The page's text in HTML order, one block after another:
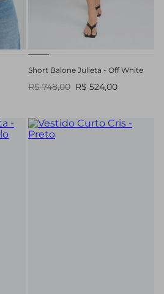
Short Balone Julieta - Off White
R$ 748,00 R$ 524,00